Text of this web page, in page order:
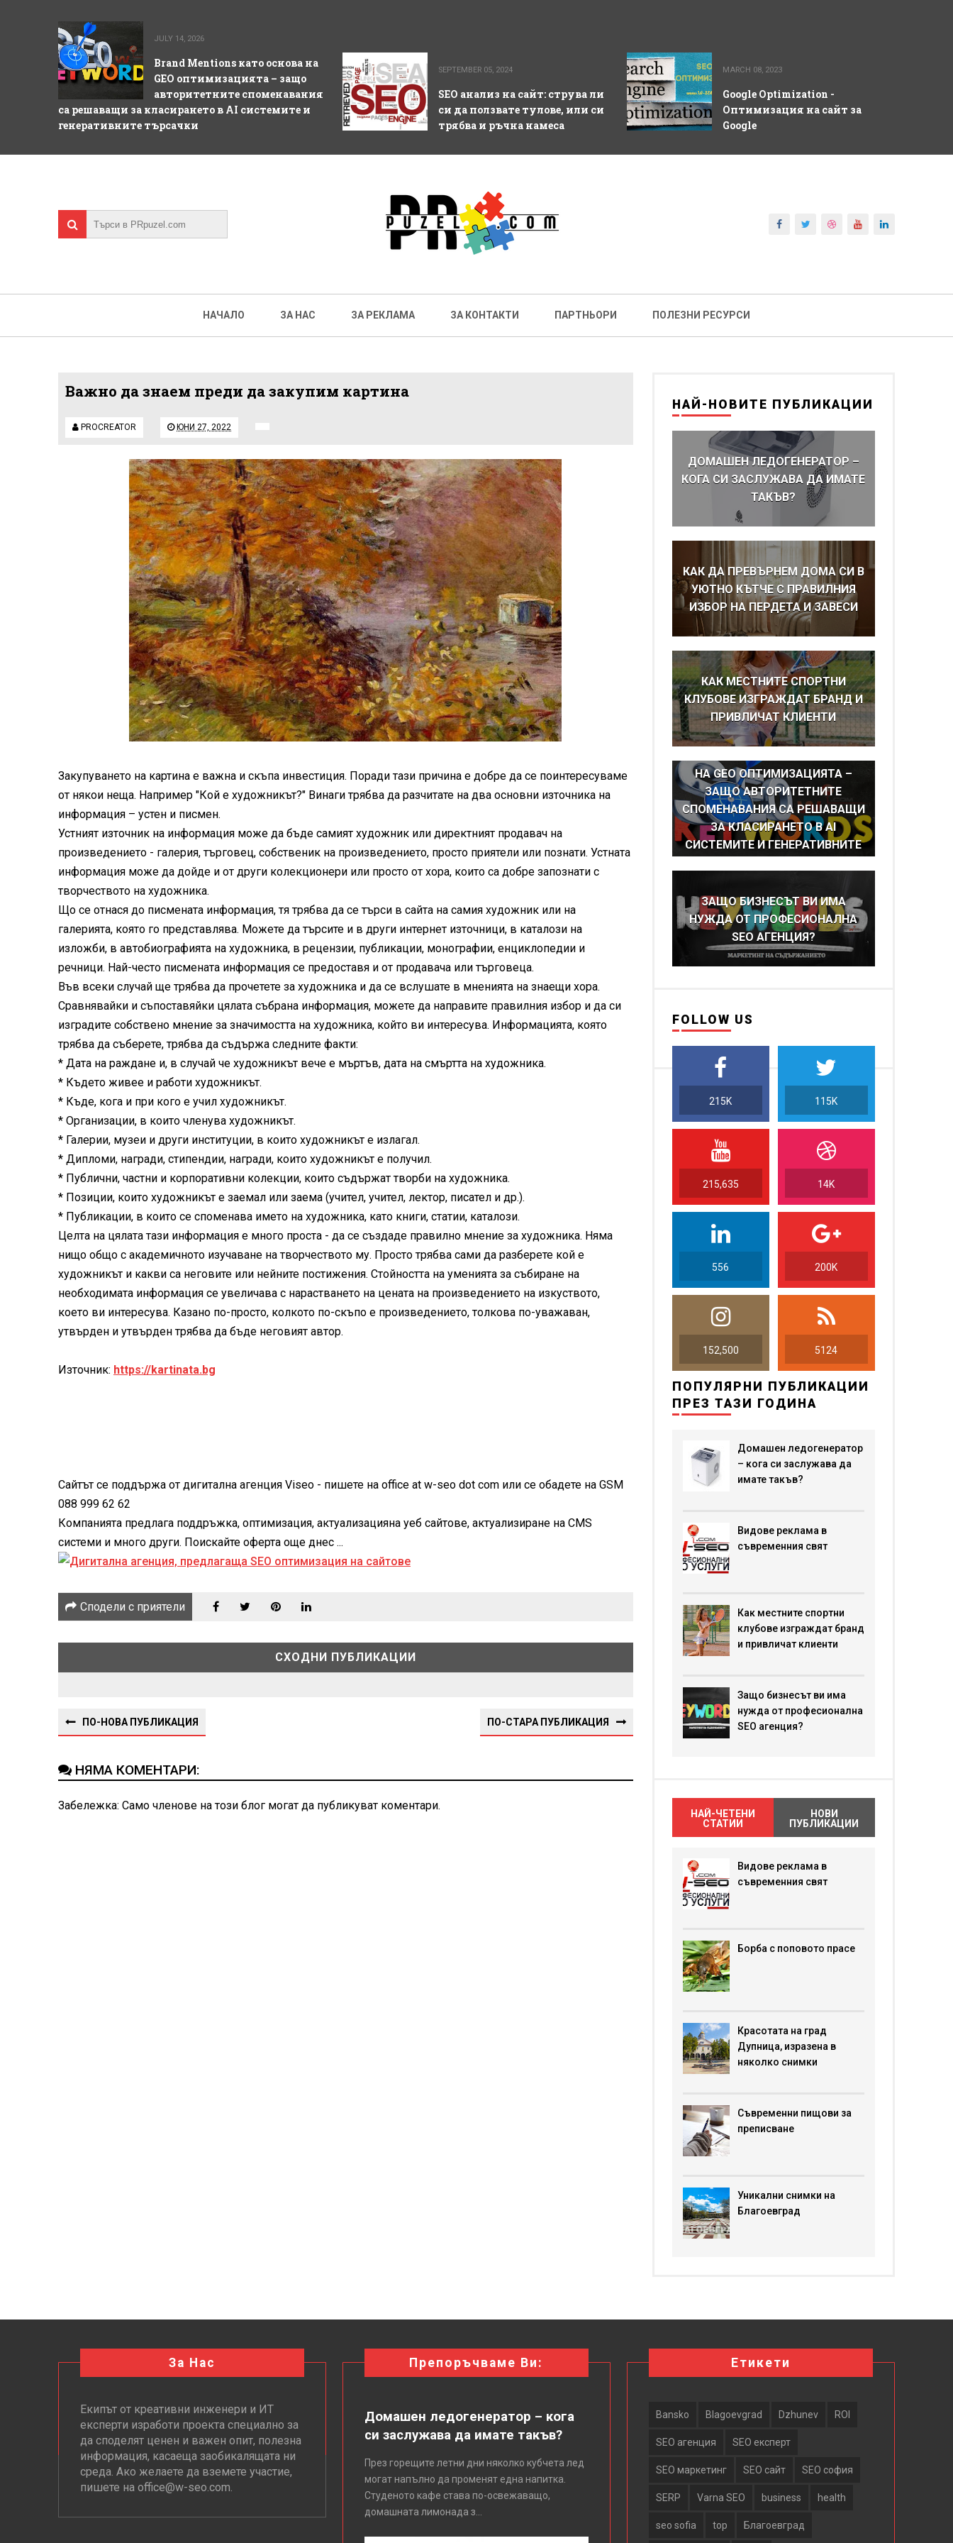
JULY 14, 2026
Brand Mentions като основа на
GEO оптимизацията – защо
авторитетните споменавания
са решаващи за класирането в AI системите и
генеративните търсачки
SEPTEMBER 05, 2024
SEO анализ на сайт: струва ли
си да ползвате тулове, или си
трябва и ръчна намеса
MARCH 08, 2023
Google Optimization -
Оптимизация на сайт за
Google
НАЧАЛО ЗА НАС ЗА РЕКЛАМА ЗА КОНТАКТИ ПАРТНЬОРИ ПОЛЕЗНИ РЕСУРСИ
Важно да знаем преди да закупим картина
PROCREATOR ЮНИ 27, 2022
Закупуването на картина е важна и скъпа инвестиция. Поради тази причина е добре да се поинтересуваме
от някои неща. Например "Кой е художникът?" Винаги трябва да разчитате на два основни източника на
информация – устен и писмен.
Устният източник на информация може да бъде самият художник или директният продавач на
произведението - галерия, търговец, собственик на произведението, просто приятели или познати. Устната
информация може да дойде и от други колекционери или просто от хора, които са добре запознати с
творчеството на художника.
Що се отнася до писмената информация, тя трябва да се търси в сайта на самия художник или на
галерията, която го представлява. Можете да търсите и в други интернет източници, в каталози на
изложби, в автобиографията на художника, в рецензии, публикации, монографии, енциклопедии и
речници. Най-често писмената информация се предоставя и от продавача или търговеца.
Във всеки случай ще трябва да прочетете за художника и да се вслушате в мненията на знаещи хора.
Сравнявайки и съпоставяйки цялата събрана информация, можете да направите правилния избор и да си
изградите собствено мнение за значимостта на художника, който ви интересува. Информацията, която
трябва да съберете, трябва да съдържа следните факти:
* Дата на раждане и, в случай че художникът вече е мъртъв, дата на смъртта на художника.
* Където живее и работи художникът.
* Къде, кога и при кого е учил художникът.
* Организации, в които членува художникът.
* Галерии, музеи и други институции, в които художникът е излагал.
* Дипломи, награди, стипендии, награди, които художникът е получил.
* Публични, частни и корпоративни колекции, които съдържат творби на художника.
* Позиции, които художникът е заемал или заема (учител, учител, лектор, писател и др.).
* Публикации, в които се споменава името на художника, като книги, статии, каталози.
Целта на цялата тази информация е много проста - да се създаде правилно мнение за художника. Няма
нищо общо с академичното изучаване на творчеството му. Просто трябва сами да разберете кой е
художникът и какви са неговите или нейните постижения. Стойността на уменията за събиране на
необходимата информация се увеличава с нарастването на цената на произведението на изкуството,
което ви интересува. Казано по-просто, колкото по-скъпо е произведението, толкова по-уважаван,
утвърден и утвърден трябва да бъде неговият автор.
Източник: https://kartinata.bg
Сайтът се поддържа от дигитална агенция Viseo - пишете на office at w-seo dot com или се обадете на GSM
088 999 62 62
Компанията предлага поддръжка, оптимизация, актуализацияна уеб сайтове, актуализиране на CMS
системи и много други. Поискайте оферта още днес ...
Сподели с приятели
СХОДНИ ПУБЛИКАЦИИ
ПО-НОВА ПУБЛИКАЦИЯ ПО-СТАРА ПУБЛИКАЦИЯ
НЯМА КОМЕНТАРИ:
Забележка: Само членове на този блог могат да публикуват коментари.
НАЙ-НОВИТЕ ПУБЛИКАЦИИ
ДОМАШЕН ЛЕДОГЕНЕРАТОР –
КОГА СИ ЗАСЛУЖАВА ДА ИМАТЕ
ТАКЪВ?
КАК ДА ПРЕВЪРНЕМ ДОМА СИ В
УЮТНО КЪТЧЕ С ПРАВИЛНИЯ
ИЗБОР НА ПЕРДЕТА И ЗАВЕСИ
КАК МЕСТНИТЕ СПОРТНИ
КЛУБОВЕ ИЗГРАЖДАТ БРАНД И
ПРИВЛИЧАТ КЛИЕНТИ
НА GEO ОПТИМИЗАЦИЯТА –
ЗАЩО АВТОРИТЕТНИТЕ
СПОМЕНАВАНИЯ СА РЕШАВАЩИ
ЗА КЛАСИРАНЕТО В AI
СИСТЕМИТЕ И ГЕНЕРАТИВНИТЕ
ЗАЩО БИЗНЕСЪТ ВИ ИМА
НУЖДА ОТ ПРОФЕСИОНАЛНА
SEO АГЕНЦИЯ?
FOLLOW US
215K 115K
215,635 14K
556 200K
152,500 5124
ПОПУЛЯРНИ ПУБЛИКАЦИИ
ПРЕЗ ТАЗИ ГОДИНА
Домашен ледогенератор
– кога си заслужава да
имате такъв?
Видове реклама в
съвременния свят
Как местните спортни
клубове изграждат бранд
и привличат клиенти
Защо бизнесът ви има
нужда от професионална
SEO агенция?
НАЙ-ЧЕТЕНИ
СТАТИИ
НОВИ
ПУБЛИКАЦИИ
Видове реклама в
съвременния свят
Борба с поповото прасе
Красотата на град
Дупница, изразена в
няколко снимки
Съвременни пищови за
преписване
Уникални снимки на
Благоевград
За Нас
Екипът от креативни инженери и ИТ
експерти изработи проекта специално за
да споделят ценен и важен опит, полезна
информация, касаеща заобикалящата ни
среда. Ако желаете да вземете участие,
пишете на office@w-seo.com.
Препоръчваме Ви:
Домашен ледогенератор – кога
си заслужава да имате такъв?
През горещите летни дни няколко кубчета лед
могат напълно да променят една напитка.
Студеното кафе става по-освежаващо,
домашната лимонада з...
Етикети
Bansko Blagoevgrad Dzhunev ROI
SEO агенция SEO експерт
SEO маркетинг SEO сайт SEO софия
SERP Varna SEO business health
seo sofia top Благоевград